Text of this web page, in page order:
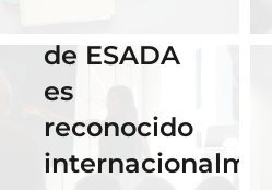
de ESADA
es
reconocido
02 Octubre 2025
Celebra los
#ErasmusDays